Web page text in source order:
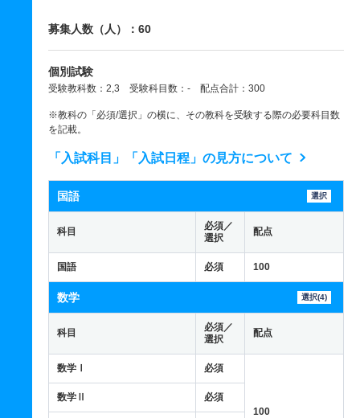
募集人数（人）：60
個別試験
受験教科数：2,3 受験科目数：- 配点合計：300
※教科の「必須/選択」の横に、その教科を受験する際の必要科目数
を記載。
「入試科目」「入試日程」の見方について
国語 選択
科目
必須／
選択
配点
国語 必須 100
数学 選択(4)
科目
必須／
選択
配点
数学Ⅰ 必須
100
数学Ⅱ 必須